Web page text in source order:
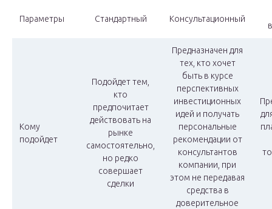
Параметры Стандартный Консультационный
Кому
подойдет
Подойдет тем,
кто
предпочитает
действовать на
рынке
самостоятельно,
но редко
совершает
сделки
Предназначен для
тех, кто хочет
быть в курсе
перспективных
инвестиционных
идей и получать
персональные
рекомендации от
консультантов
компании, при
этом не передавая
средства в
доверительное